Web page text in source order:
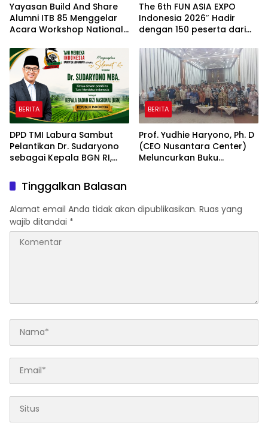
Yayasan Build And Share
Alumni ITB 85 Menggelar
Acara Workshop National
2026 & Dibuka Resmi
Pramono Anung (Gubernur
DKI Jakarta)
The 6th FUN ASIA EXPO
Indonesia 2026″ Hadir
dengan 150 peserta dari
Industri Taman Rekreasi
dan Ekosistem Pariwisata
di Tanah Air
BERITA
DPD TMI Labura Sambut
Pelantikan Dr. Sudaryono
sebagai Kepala BGN RI,
Ketahanan Pangan dan
Gizi Nasional
BERITA
Prof. Yudhie Haryono, Ph. D
(CEO Nusantara Center)
Meluncurkan Buku
Simposium Nasional
bertema “Urgensi Undang-
Tinggalkan Balasan
Alamat email Anda tidak akan dipublikasikan. Ruas yang
wajib ditandai *